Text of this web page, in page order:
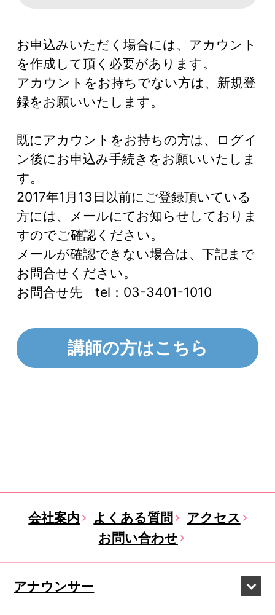
お申込みいただく場合には、アカウント
を作成して頂く必要があります。
アカウントをお持ちでない方は、新規登
録をお願いいたします。
既にアカウントをお持ちの方は、ログイ
ン後にお申込み手続きをお願いいたしま
す。
2017年1月13日以前にご登録頂いている
方には、メールにてお知らせしておりま
すのでご確認ください。
メールが確認できない場合は、下記まで
お問合せください。
お問合せ先 tel：03-3401-1010
講師の方はこちら
会社案内 よくある質問
アクセス
お問い合わせ
アナウンサー